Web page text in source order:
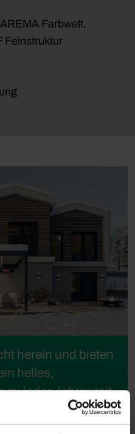
Farbwelt,
Feinstruktur
herein und bieten
helles,
zu jeder Jahreszeit.